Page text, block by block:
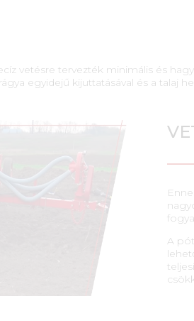
vetésre tervezték minimális és
egyidejű kijuttatásával és a talaj
A